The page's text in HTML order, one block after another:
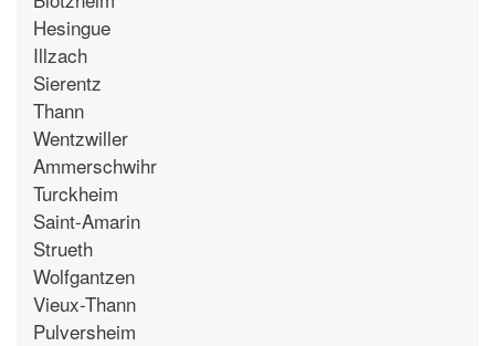
Hesingue
Illzach
Sierentz
Thann
Wentzwiller
Ammerschwihr
Turckheim
Saint-Amarin
Strueth
Wolfgantzen
Vieux-Thann
Pulversheim